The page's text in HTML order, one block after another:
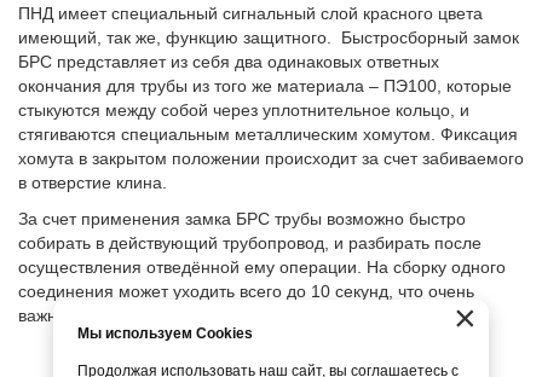
ПНД имеет специальный сигнальный слой красного цвета
имеющий, так же, функцию защитного. Быстросборный замок
БРС представляет из себя два одинаковых ответных
окончания для трубы из того же материала – ПЭ100, которые
стыкуются между собой через уплотнительное кольцо, и
стягиваются специальным металлическим хомутом. Фиксация
хомута в закрытом положении происходит за счет забиваемого
в отверстие клина.
За счет применения замка БРС трубы возможно быстро
собирать в действующий трубопровод, и разбирать после
осуществления отведённой ему операции. На сборку одного
соединения может уходить всего до 10 секунд, что очень
важно в вопросах быстрого реагирования в случае ЧС.×
Мы используем Cookies
Продолжая использовать наш сайт, вы соглашаетесь с